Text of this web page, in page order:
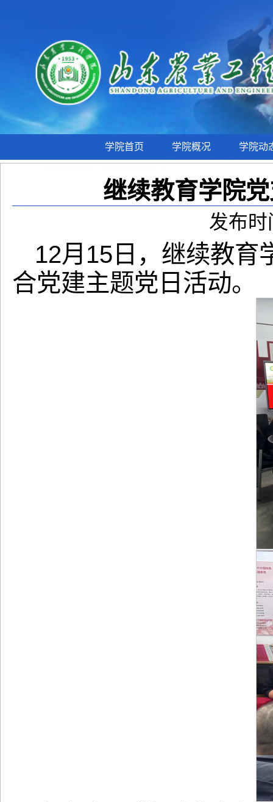
学院首页 学院概况 学院动
继续教育学院
发布
12月15日，继续教育
合党建主题党日活动。